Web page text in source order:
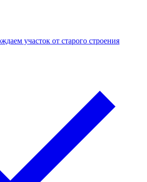
участок от старого строения